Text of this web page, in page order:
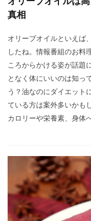
真相
オリーブオイルといえば
したね。情報番組のお料
ころからかける姿が話題
となく体にいいのは知っ
う？油なのにダイエット
ている方は案外多いかも
カロリーや栄養素、身体